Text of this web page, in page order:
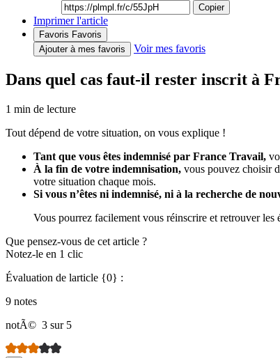
Copier
Imprimer l'article
Favoris Favoris
Ajouter à mes favoris
Voir mes favoris
Dans quel cas faut-il rester inscrit à
1 min de lecture
Tout dépend de votre situation, on vous explique !
Tant que vous êtes indemnisé par France Travail,
À la fin de votre indemnisation, vous pouvez choisir
votre situation chaque mois.
Si vous n’êtes ni indemnisé, ni à la recherche de
Vous pourrez facilement vous réinscrire et retrouver les
Que pensez-vous de cet article ?
Notez-le en 1 clic
Évaluation de larticle {0} :
9 notes
notÃ© 3 sur 5